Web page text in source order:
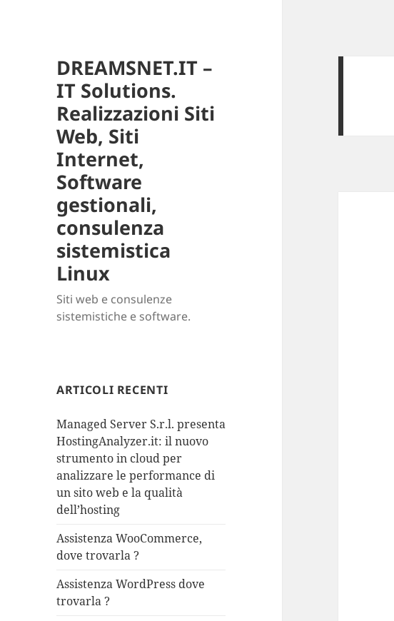
DREAMSNET.IT –
IT Solutions.
Realizzazioni Siti
Web, Siti
Internet,
Software
gestionali,
consulenza
sistemistica
Linux
Siti web e consulenze
sistemistiche e software.
ARTICOLI RECENTI
Managed Server S.r.l. presenta
HostingAnalyzer.it: il nuovo
strumento in cloud per
analizzare le performance di
un sito web e la qualità
dell’hosting
Assistenza WooCommerce,
dove trovarla ?
Assistenza WordPress dove
trovarla ?